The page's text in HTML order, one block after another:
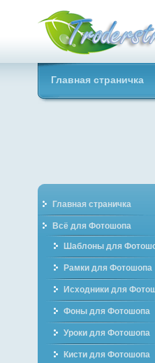
Troderstro.ru -
Портал о
Главная страничка
Главная страничка
Всё для Фотошопа
Шаблоны для
Рамки для Фотошопа
Исходники для
Фоны для Фотошопа
Уроки для Фотошопа
Кисти для Фотошопа